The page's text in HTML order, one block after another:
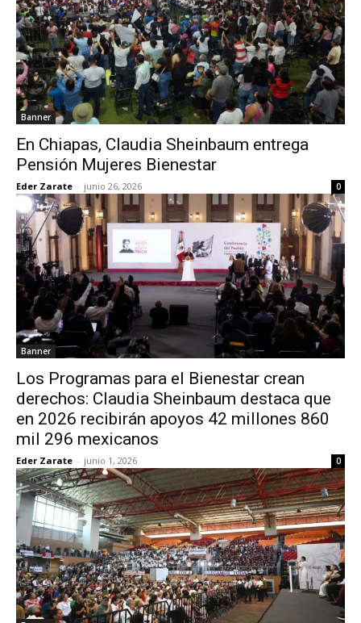
Banner
En Chiapas, Claudia Sheinbaum entrega
Pensión Mujeres Bienestar
Eder Zarate - junio 26, 2026 0
Banner
Los Programas para el Bienestar crean
derechos: Claudia Sheinbaum destaca que
en 2026 recibirán apoyos 42 millones 860
mil 296 mexicanos
Eder Zarate - junio 1, 2026 0